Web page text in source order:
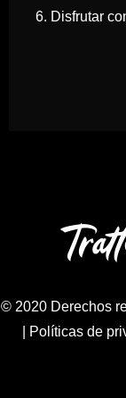
6. Disfrutar
© 2020 Derechos
Políticas de